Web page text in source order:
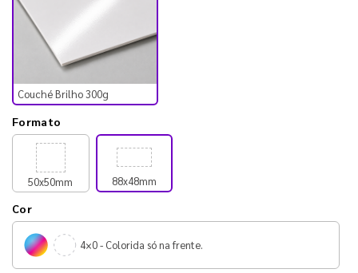
Couché Brilho 300g
Formato
50x50mm 88x48mm
Cor
4×0 - Colorida só na frente.